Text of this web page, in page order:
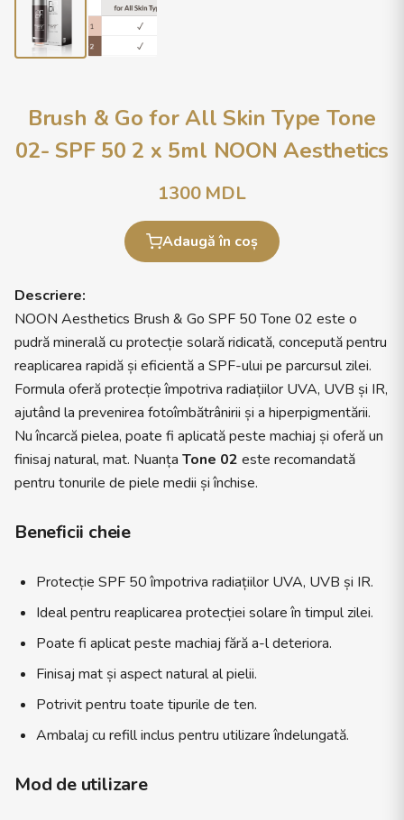
Brush & Go for All Skin Type Tone
02- SPF 50 2 x 5ml NOON Aesthetics
1300MDL
Adaugă în coș
Descriere:
NOON Aesthetics Brush & Go SPF 50 Tone 02 este o
pudră minerală cu protecție solară ridicată, concepută pentru
reaplicarea rapidă și eficientă a SPF-ului pe parcursul zilei.
Formula oferă protecție împotriva radiațiilor UVA, UVB și IR,
ajutând la prevenirea fotoîmbătrânirii și a hiperpigmentării.
Nu încarcă pielea, poate fi aplicată peste machiaj și oferă un
finisaj natural, mat. Nuanța Tone 02 este recomandată
pentru tonurile de piele medii și închise.
Beneficii cheie
Protecție SPF 50 împotriva radiațiilor UVA, UVB și IR.
Ideal pentru reaplicarea protecției solare în timpul zilei.
Poate fi aplicat peste machiaj fără a-l deteriora.
Finisaj mat și aspect natural al pielii.
Potrivit pentru toate tipurile de ten.
Ambalaj cu refill inclus pentru utilizare îndelungată.
Mod de utilizare